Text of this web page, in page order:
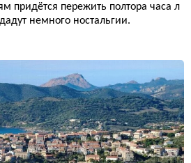
придётся пережить полтора часа л
немного ностальгии.